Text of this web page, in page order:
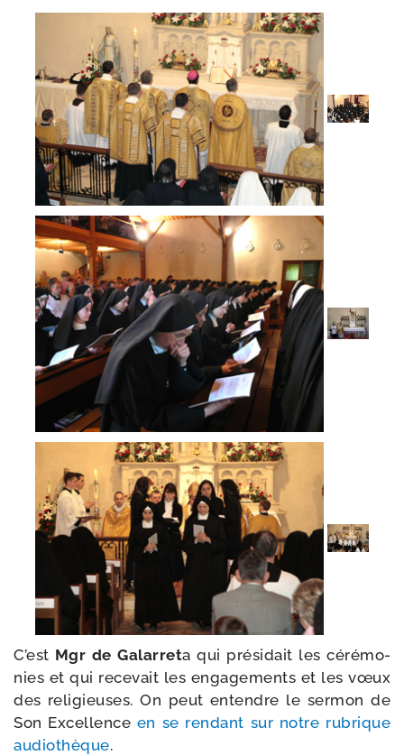
C’est Mgr de Galarreta qui pré­si­dait les céré­mo­
nies et qui rece­vait les enga­ge­ments et les vœux
des reli­gieuses. On peut entendre le ser­mon de
Son Excellence en se ren­dant sur notre rubrique
audio­thèque.